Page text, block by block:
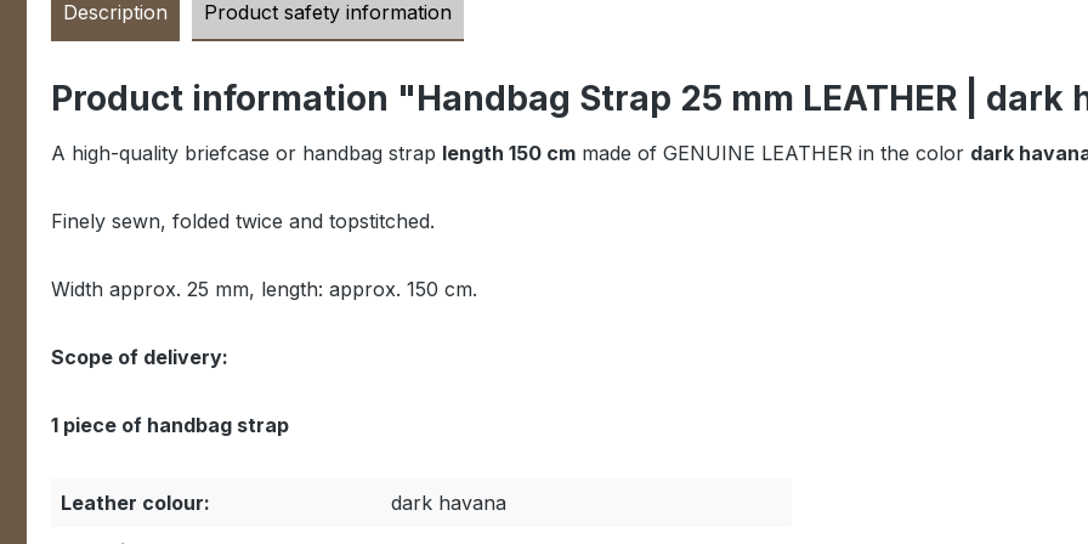
Description Product safety information
Product information "Handbag Strap 25 mm LEATHER | dark
A high-quality briefcase or handbag strap length 150 cm made of GENUINE LEATHER in the color dark
Finely sewn, folded twice and topstitched.
Width approx. 25 mm, length: approx. 150 cm.
Scope of delivery:
1 piece of handbag strap
Leather colour:
dark havana